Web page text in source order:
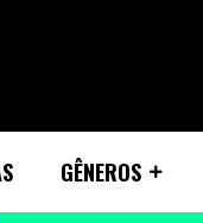
GÊNEROS